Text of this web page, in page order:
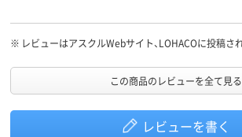
※ レビューはアスクルWebサイト、LOHACOに投稿さ
この商品のレビューを全て見る
レビューを書く